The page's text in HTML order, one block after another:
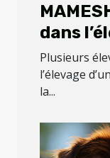
dans
shiba
Plusieurs
l’élevage
la...